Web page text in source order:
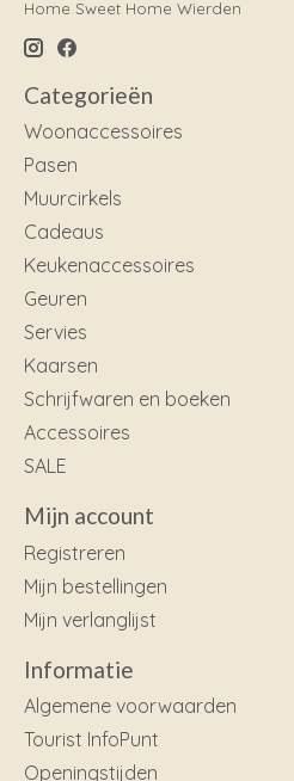
Home Sweet Home Wierden
Categorieën
Woonaccessoires
Pasen
Muurcirkels
Cadeaus
Keukenaccessoires
Geuren
Servies
Kaarsen
Schrijfwaren en boeken
Accessoires
SALE
Mijn account
Registreren
Mijn bestellingen
Mijn verlanglijst
Informatie
Algemene voorwaarden
Tourist InfoPunt
Openingstijden